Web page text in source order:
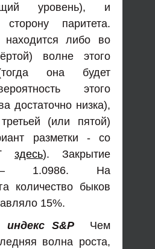
уровень), и
паритета.
либо во
волне этого
она будет
этого
достаточно низка),
(или пятой)
разметки - со
здесь). Закрытие
1.0986. На
количество быков
15%.
S&P Чем
волна роста,